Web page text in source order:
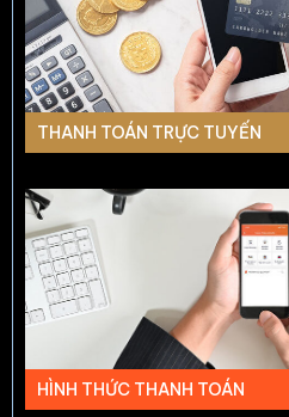
THANH TOÁN TRỰC TUYẾN
HÌNH THỨC THANH TOÁN